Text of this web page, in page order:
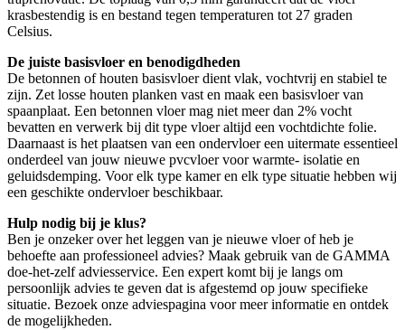
krasbestendig is en bestand tegen temperaturen tot 27 graden
Celsius.
De juiste basisvloer en benodigdheden
De betonnen of houten basisvloer dient vlak, vochtvrij en stabiel te
zijn. Zet losse houten planken vast en maak een basisvloer van
spaanplaat. Een betonnen vloer mag niet meer dan 2% vocht
bevatten en verwerk bij dit type vloer altijd een vochtdichte folie.
Daarnaast is het plaatsen van een ondervloer een uitermate essentieel
onderdeel van jouw nieuwe pvcvloer voor warmte- isolatie en
geluidsdemping. Voor elk type kamer en elk type situatie hebben wij
een geschikte ondervloer beschikbaar.
Hulp nodig bij je klus?
Ben je onzeker over het leggen van je nieuwe vloer of heb je
behoefte aan professioneel advies? Maak gebruik van de GAMMA
doe-het-zelf adviesservice. Een expert komt bij je langs om
persoonlijk advies te geven dat is afgestemd op jouw specifieke
situatie. Bezoek onze adviespagina voor meer informatie en ontdek
de mogelijkheden.